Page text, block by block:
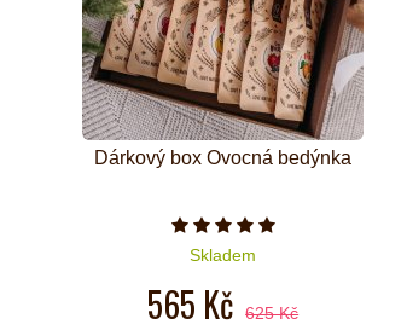
Dárkový box Ovocná bedýnka
Počet hvězdiček je 5 z 5
Skladem
565 Kč 625 Kč